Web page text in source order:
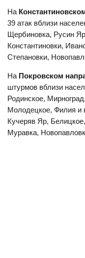
На
39 атак вблизи
Щербиновка, Русин
Константиновки,
Степановки,
На Покровском
штурмов вблизи
Родинское,
Молодецкое, Филия и
Кучеряв Яр,
Муравка,